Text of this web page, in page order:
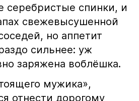
серебристые спинки, и
свежевысушенной
но аппетит
сильнее: уж
заряжена воблёшка.
мужика»,
отнести дорогому